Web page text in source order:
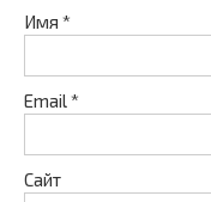
Имя *
Email*
Сайт